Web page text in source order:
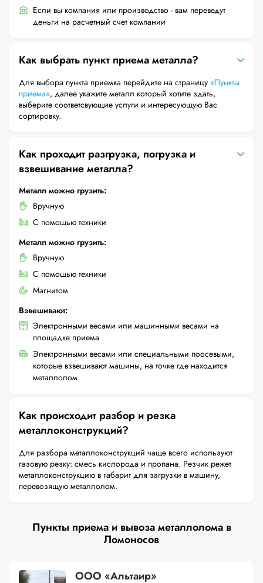
Если вы компания или производство - вам переведут
деньги на расчетный счет компании
Как выбрать пункт приема металла?
Для выбора пункта приемка перейдите на страницу «Пункты
приема», далее укажите металл который хотите здать,
выберите соответсвующие услуги и интересующую Вас
сортировку.
Как проходит разгрузка, погрузка и
взвешивание металла?
Металл можно грузить:
Вручную
С помощью техники
Металл можно грузить:
Вручную
С помощью техники
Магнитом
Взвешивают:
Электронными весами или машинными весами на
площадке приема
Электронными весами или специальными поосевыми,
которые взвешивают машины, на точке где находится
металлолом.
Как происходит разбор и резка
металлоконструкций?
Для разбора металлоконструкций чаще всего используют
газовую резку: смесь кислорода и пропана. Резчик режет
металлоконструкцию в габарит для загрузки в машину,
перевозящую металлолом.
Пункты приема и вывоза металлолома в
Ломоносов
ООО «Альтаир»